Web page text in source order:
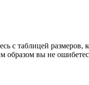
с таблицей размеров,
образом вы не